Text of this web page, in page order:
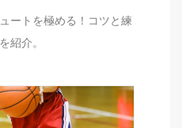
ートを極める！コツと練
紹介。